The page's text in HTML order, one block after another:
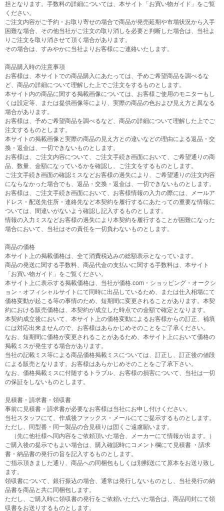
担となります。手数料の詳細については、本サイト「お買い物ガイド」をご覧
ください。
ご注文内容がご予約・お取り寄せの場合で商品が発売延期や市場状況から入手
困難な場合、その他当社がご注文の取り消しを必要と判断した場合は、当社よ
りご注文を取り消させて頂く場合があります。
その場合は、すみやかに当社よりお客様にご連絡いたします。
商品購入時の注意事項
お客様は、本サイトでの商品購入にあたっては、予めご希望商品を調べるな
ど、商品の詳細について理解した上でご注文をするものとします。
本サイト内の商品に関する掲載画像については、お客様ご使用のモニターもし
くは設定等、または提供画像等により、実際の商品の色および見え方と異なる
場合があります。
お客様は、予めご希望商品を調べるなど、商品の詳細について理解した上でご
注文するものとします。
本サイトの掲載画像と実際の商品の見え方との違いなどの理由による返品・交
換・返金は、一切できないものとします。
お客様は、ご注文内容について、ご注文手続き画面において、ご希望通りの商
品、数量、金額になっているかを確認し、ご注文をするものとします。
ご注文手続き画面の確認ミスなどお客様の過失により、ご希望通りの注文内容
にならなかった場合でも、返品・交換・返金は、一切できないものとします。
お客様は、ご注文手続き画面において、お客様情報の入力の際には、メールア
ドレス・配送先住所・連絡先など本契約を履行するにあたっての重要な情報に
ついては、間違いがないよう確認し記入するものとします。
情報の入力ミスなどお客様の過失により本契約を履行することが困難になった
場合において、当社はその責任を一切負わないものとします。
商品の価格
本サイト上の掲載価格は、全て消費税込みの総額表示となっています。
商品の発送に関する手数料、商品代金の支払いに関する手数料は、本サイト
「お買い物ガイド」をご覧ください。
本サイト上に表示する掲載価格は、当社が価格.com・ショッピング・オークシ
ョン・オフィシャルサイトにて同時に出品しているため、または仕入相場にて
価格変動が起こる等の事情のため、短期間に変更されることがあります。本契
約における販売価格は、本契約が成立した時点での金額で確定となります。
本契約成立後において、本サイト上の価格変動によるお客様からの訂正、補填
には対応出来ませんので、お客様はあらかじめそのことをご了承ください。
なお、短期間に価格が変更されることがあるため、本サイト上において価格の
掲載ミスが発生する場合があります。
当社の記載ミス等による商品価格掲載ミスについては、訂正し、訂正後の値段
による販売となります。お客様はあらかじめそのことをご了承下さい。
なお、価格掲載ミスに付随するトラブル、お客様の損害について、当社は一切
の保証をしないものとします。
見積書・請求書・領収書
事前に見積書・請求書が必要なお客様は当社にお申し付けください。
当社スタッフにて、作成後ファックス・メールにてご提示するものとします。
ただし、同型番・同一製品の合見積りは固くご遠慮願います。
（先に他社様へ同内容をご依頼頂いた場合、メーカーにて情報が出ます。）
ご購入後の提示でもよい場合は、購入確認時にコメント欄にて見積書 ・請求
書・納品書の発行の旨を記入するものとします。
ご指示頂きました通り、商品への同梱包もしくは別郵送にて原本をお送り致し
ます。
領収書について、銀行振込の場合、通常は発行しないものとし、当社発行の納
品書を商品と共に同梱包します。
ただし、ご購入時に領収書の発行をご依頼いただいた場合は、商品同封にて領
収書をお送りするものとします。